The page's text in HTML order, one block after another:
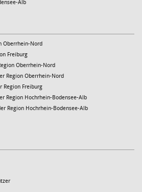
Alb
Oberrhein-Nord
Freiburg
Oberrhein-Nord
Region Oberrhein-Nord
Region Freiburg
Region Hochrhein-Bodensee-Alb
Region Hochrhein-Bodensee-Alb